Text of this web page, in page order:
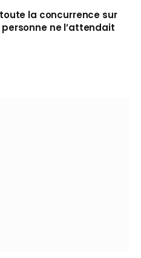
la concurrence sur
ne l’attendait